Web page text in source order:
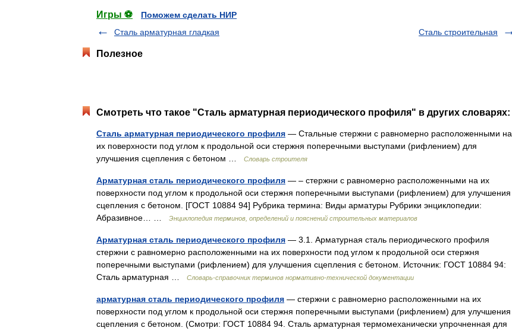
Игры ⚽
Поможем сделать НИР
Сталь арматурная гладкая
Сталь строительная
Полезное
Смотреть что такое "Сталь арматурная периодического профиля" в других словарях:
Сталь арматурная периодического профиля — Стальные стержни с равномерно расположенными на
их поверхности под углом к продольной оси стержня поперечными выступами (рифлением) для
улучшения сцепления с бетоном …
Словарь строителя
Арматурная сталь периодического профиля — – стержни с равномерно расположенными на их
поверхности под углом к продольной оси стержня поперечными выступами (рифлением) для улучшения
сцепления с бетоном. [ГОСТ 10884 94] Рубрика термина: Виды арматуры Рубрики энциклопедии:
Абразивное… …
Энциклопедия терминов, определений и пояснений строительных материалов
Арматурная сталь периодического профиля — 3.1. Арматурная сталь периодического профиля
стержни с равномерно расположенными на их поверхности под углом к продольной оси стержня
поперечными выступами (рифлением) для улучшения сцепления с бетоном. Источник: ГОСТ 10884 94:
Сталь арматурная …
Словарь-справочник терминов нормативно-технической документации
арматурная сталь периодического профиля — стержни с равномерно расположенными на их
поверхности под углом к продольной оси стержня поперечными выступами (рифлением) для улучшения
сцепления с бетоном. (Смотри: ГОСТ 10884 94. Сталь арматурная термомеханически упрочненная для